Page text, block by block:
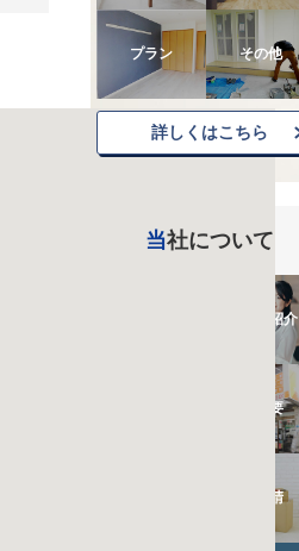
プラン その他
詳しくはこちら
当社について
スタッフ紹介
会社概要
退去申請